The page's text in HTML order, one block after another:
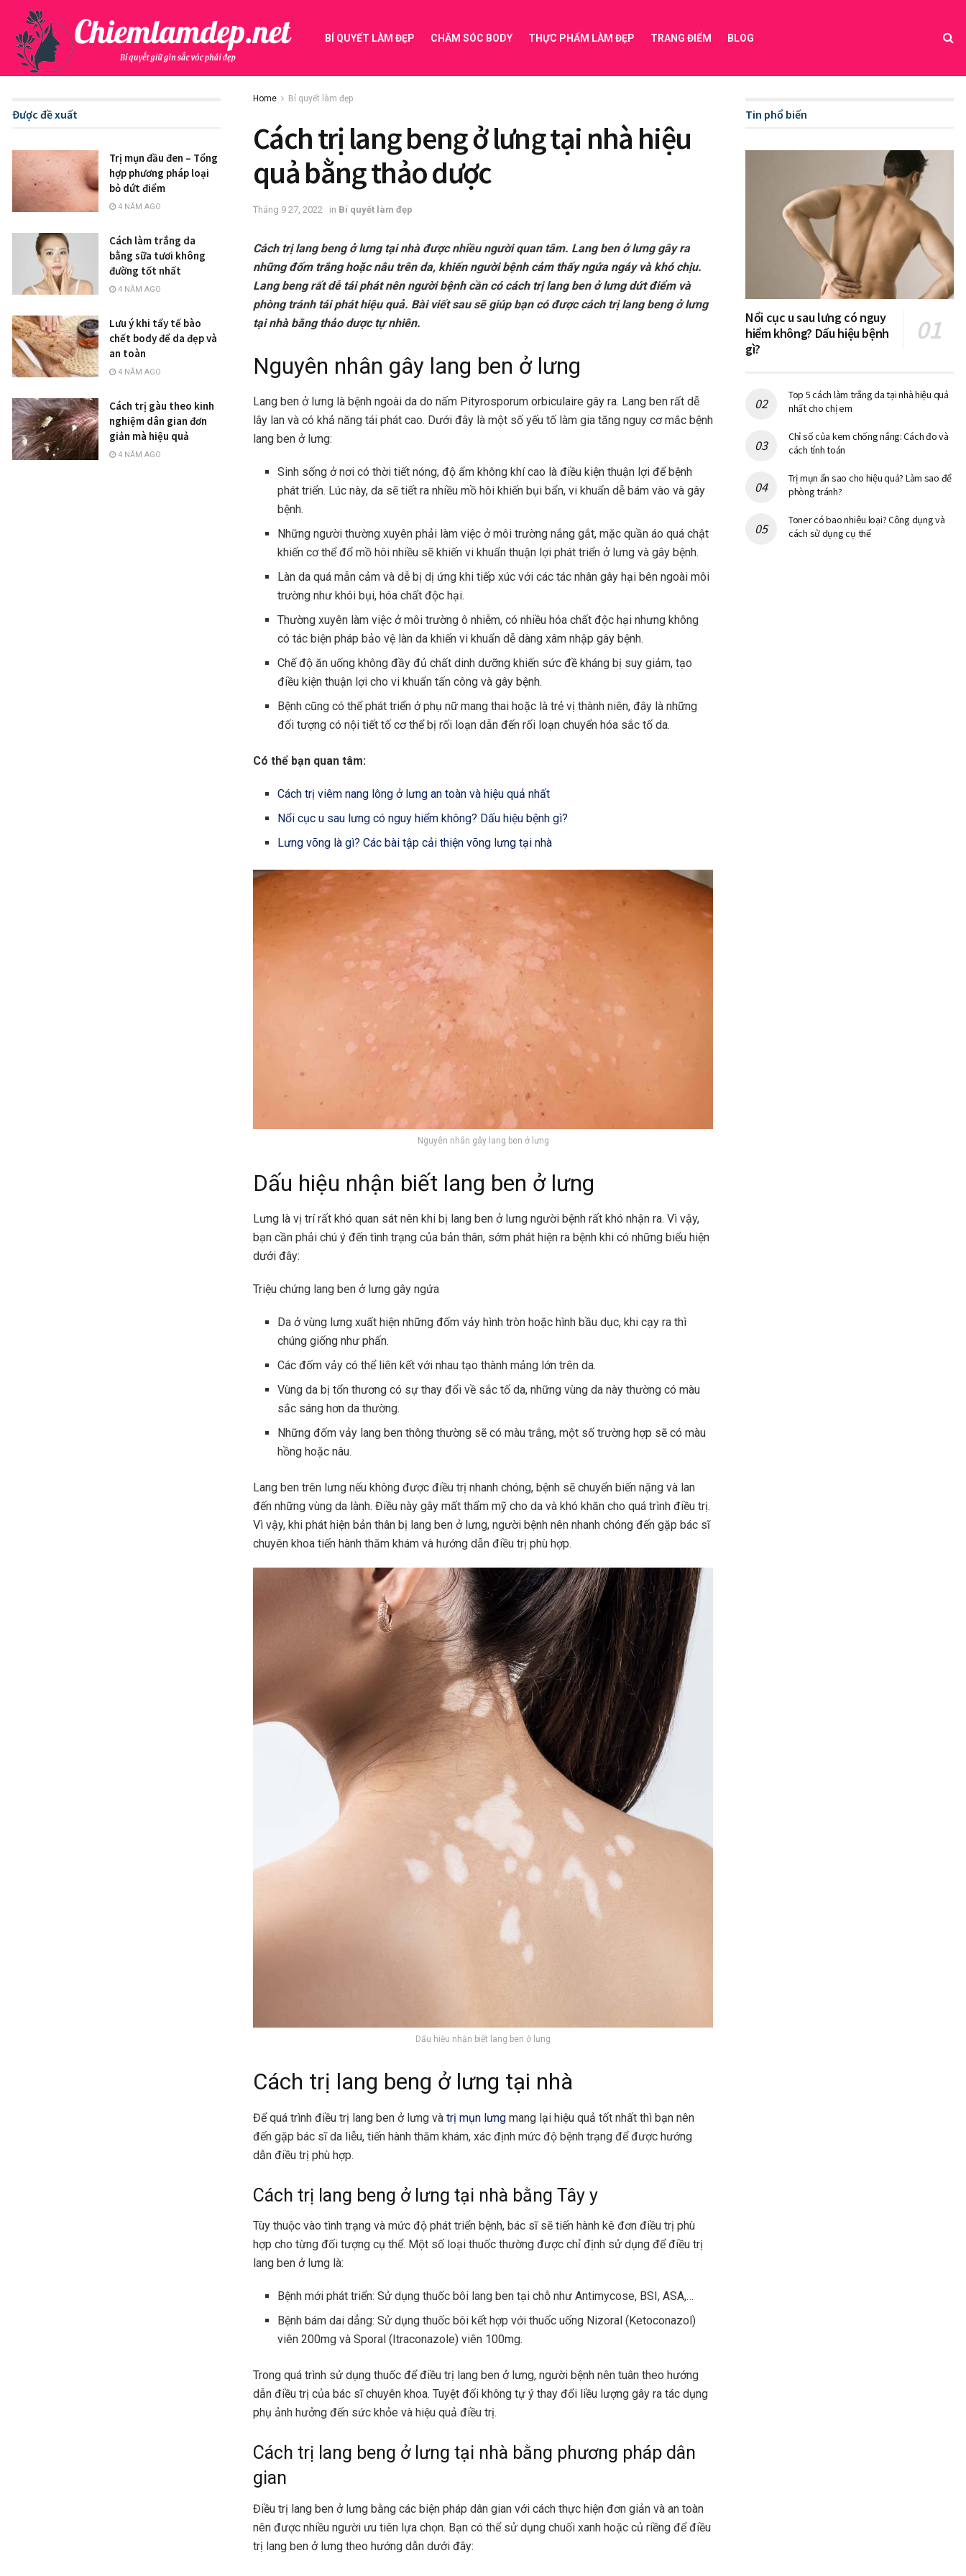
BÍ QUYẾT LÀM ĐẸP CHĂM SÓC BODY THỰC PHẨM LÀM ĐẸP TRANG ĐIỂM BLOG
Home Bí quyết làm đẹp
Cách trị lang beng ở lưng tại nhà hiệu
quả bằng thảo dược
Tháng 9 27, 2022 in Bí quyết làm đẹp
Cách trị lang beng ở lưng tại nhà được nhiều người quan tâm. Lang ben ở lưng gây ra
những đốm trắng hoặc nâu trên da, khiến người bệnh cảm thấy ngứa ngáy và khó chịu.
Lang beng rất dễ tái phát nên người bệnh cần có cách trị lang ben ở lưng dứt điểm và
phòng tránh tái phát hiệu quả. Bài viết sau sẽ giúp bạn có được cách trị lang beng ở lưng
tại nhà bằng thảo dược tự nhiên.
Nguyên nhân gây lang ben ở lưng
Lang ben ở lưng là bệnh ngoài da do nấm Pityrosporum orbiculaire gây ra. Lang ben rất dễ
lây lan và có khả năng tái phát cao. Dưới đây là một số yếu tố làm gia tăng nguy cơ mắc bệnh
lang ben ở lưng:
Sinh sống ở nơi có thời tiết nóng, độ ẩm không khí cao là điều kiện thuận lợi để bệnh
phát triển. Lúc này, da sẽ tiết ra nhiều mồ hôi khiến bụi bẩn, vi khuẩn dễ bám vào và gây
bệnh.
Những người thường xuyên phải làm việc ở môi trường nắng gắt, mặc quần áo quá chật
khiến cơ thể đổ mồ hôi nhiều sẽ khiến vi khuẩn thuận lợi phát triển ở lưng và gây bệnh.
Làn da quá mẫn cảm và dễ bị dị ứng khi tiếp xúc với các tác nhân gây hại bên ngoài môi
trường như khói bụi, hóa chất độc hại.
Thường xuyên làm việc ở môi trường ô nhiễm, có nhiều hóa chất độc hại nhưng không
có tác biện pháp bảo vệ làn da khiến vi khuẩn dễ dàng xâm nhập gây bệnh.
Chế độ ăn uống không đầy đủ chất dinh dưỡng khiến sức đề kháng bị suy giảm, tạo
điều kiện thuận lợi cho vi khuẩn tấn công và gây bệnh.
Bệnh cũng có thể phát triển ở phụ nữ mang thai hoặc là trẻ vị thành niên, đây là những
đối tượng có nội tiết tố cơ thể bị rối loạn dẫn đến rối loạn chuyển hóa sắc tố da.
Có thể bạn quan tâm:
Cách trị viêm nang lông ở lưng an toàn và hiệu quả nhất
Nổi cục u sau lưng có nguy hiểm không? Dấu hiệu bệnh gì?
Lưng võng là gì? Các bài tập cải thiện võng lưng tại nhà
Nguyên nhân gây lang ben ở lưng
Dấu hiệu nhận biết lang ben ở lưng
Lưng là vị trí rất khó quan sát nên khi bị lang ben ở lưng người bệnh rất khó nhận ra. Vì vậy,
bạn cần phải chú ý đến tình trạng của bản thân, sớm phát hiện ra bệnh khi có những biểu hiện
dưới đây:
Triệu chứng lang ben ở lưng gây ngứa
Da ở vùng lưng xuất hiện những đốm vảy hình tròn hoặc hình bầu dục, khi cạy ra thì
chúng giống như phấn.
Các đốm vảy có thể liên kết với nhau tạo thành mảng lớn trên da.
Vùng da bị tổn thương có sự thay đổi về sắc tố da, những vùng da này thường có màu
sắc sáng hơn da thường.
Những đốm vảy lang ben thông thường sẽ có màu trắng, một số trường hợp sẽ có màu
hồng hoặc nâu.
Lang ben trên lưng nếu không được điều trị nhanh chóng, bệnh sẽ chuyển biến nặng và lan
đến những vùng da lành. Điều này gây mất thẩm mỹ cho da và khó khăn cho quá trình điều trị.
Vì vậy, khi phát hiện bản thân bị lang ben ở lưng, người bệnh nên nhanh chóng đến gặp bác sĩ
chuyên khoa tiến hành thăm khám và hướng dẫn điều trị phù hợp.
Dấu hiệu nhận biết lang ben ở lưng
Cách trị lang beng ở lưng tại nhà
Để quá trình điều trị lang ben ở lưng và trị mụn lưng mang lại hiệu quả tốt nhất thì bạn nên
đến gặp bác sĩ da liễu, tiến hành thăm khám, xác định mức độ bệnh trạng để được hướng
dẫn điều trị phù hợp.
Cách trị lang beng ở lưng tại nhà bằng Tây y
Tùy thuộc vào tình trạng và mức độ phát triển bệnh, bác sĩ sẽ tiến hành kê đơn điều trị phù
hợp cho từng đối tượng cụ thể. Một số loại thuốc thường được chỉ định sử dụng để điều trị
lang ben ở lưng là:
Bệnh mới phát triển: Sử dụng thuốc bôi lang ben tại chỗ như Antimycose, BSI, ASA,…
Bệnh bám dai dẳng: Sử dụng thuốc bôi kết hợp với thuốc uống Nizoral (Ketoconazol)
viên 200mg và Sporal (Itraconazole) viên 100mg.
Trong quá trình sử dụng thuốc để điều trị lang ben ở lưng, người bệnh nên tuân theo hướng
dẫn điều trị của bác sĩ chuyên khoa. Tuyệt đối không tự ý thay đổi liều lượng gây ra tác dụng
phụ ảnh hưởng đến sức khỏe và hiệu quả điều trị.
Cách trị lang beng ở lưng tại nhà bằng phương pháp dân
gian
Điều trị lang ben ở lưng bằng các biện pháp dân gian với cách thực hiện đơn giản và an toàn
nên được nhiều người ưu tiên lựa chọn. Bạn có thể sử dụng chuối xanh hoặc củ riềng để điều
trị lang ben ở lưng theo hướng dẫn dưới đây:
Được đề xuất
Trị mụn đầu đen – Tổng
hợp phương pháp loại
bỏ dứt điểm
4 NĂM AGO
Cách làm trắng da
bằng sữa tươi không
đường tốt nhất
4 NĂM AGO
Lưu ý khi tẩy tế bào
chết body để da đẹp và
an toàn
4 NĂM AGO
Cách trị gàu theo kinh
nghiệm dân gian đơn
giản mà hiệu quả
4 NĂM AGO
Tin phổ biến
Nổi cục u sau lưng có nguy
hiểm không? Dấu hiệu bệnh
gì?
Top 5 cách làm trắng da tại nhà hiệu quả
nhất cho chị em
Chỉ số của kem chống nắng: Cách đo và
cách tính toán
Trị mụn ẩn sao cho hiệu quả? Làm sao để
phòng tránh?
Toner có bao nhiêu loại? Công dụng và
cách sử dụng cụ thể